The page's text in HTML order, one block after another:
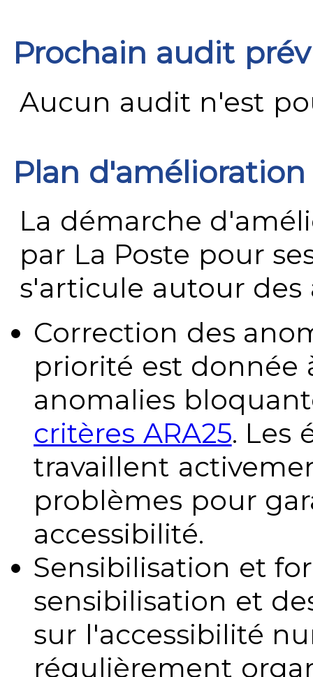
Prochain audit
Aucun audit n'est
Plan
La démarche
par La Poste pour
s'articule autour des
Correction des
priorité est donnée
anomalies
critères ARA25. Les
travaillent
problèmes pour
accessibilité.
Sensibilisation et
sensibilisation et
sur l'accessibilité
régulièrement